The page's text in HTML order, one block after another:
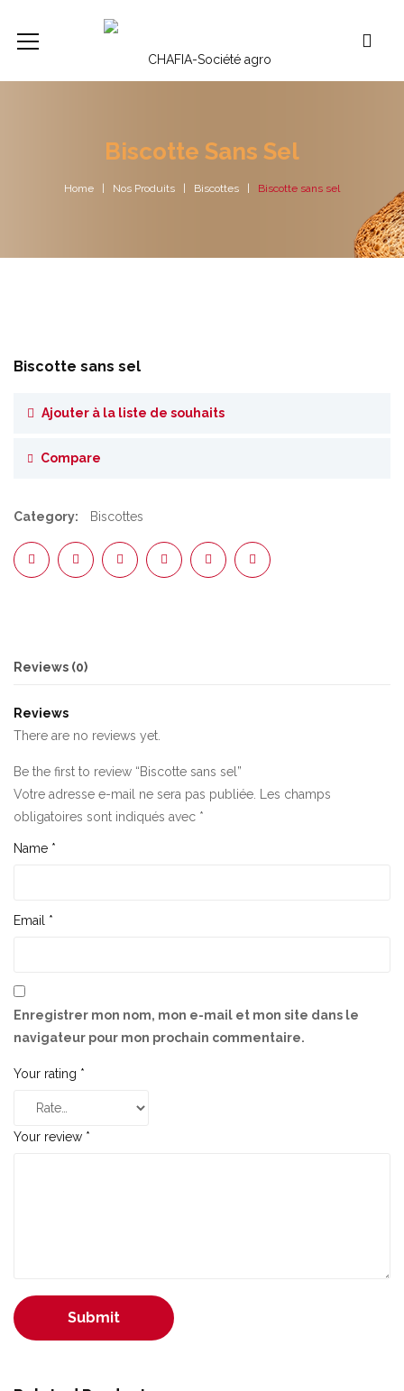
Biscotte Sans Sel
Home Nos Produits Biscottes Biscotte sans sel
Biscotte sans sel
Ajouter à la liste de souhaits
Compare
Category: Biscottes
Reviews (0)
Reviews
There are no reviews yet.
Be the first to review “Biscotte sans sel”
Votre adresse e-mail ne sera pas publiée.
Les champs
obligatoires sont indiqués avec *
Name *
Email *
Enregistrer mon nom, mon e-mail et mon site dans le
navigateur pour mon prochain commentaire.
Your rating *
Your review *
Submit